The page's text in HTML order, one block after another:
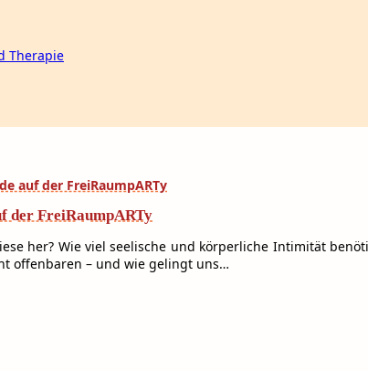
Therapie
der FreiRaumpARTy
her? Wie viel seelische und körperliche Intimität
offenbaren – und wie gelingt uns…